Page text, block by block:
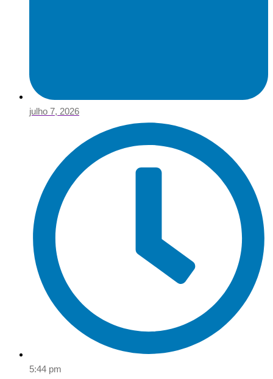
julho 7, 2026
5:44 pm